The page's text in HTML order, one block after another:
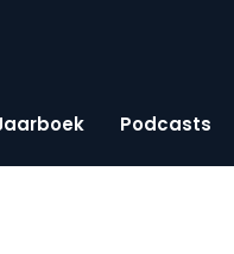
Podcasts